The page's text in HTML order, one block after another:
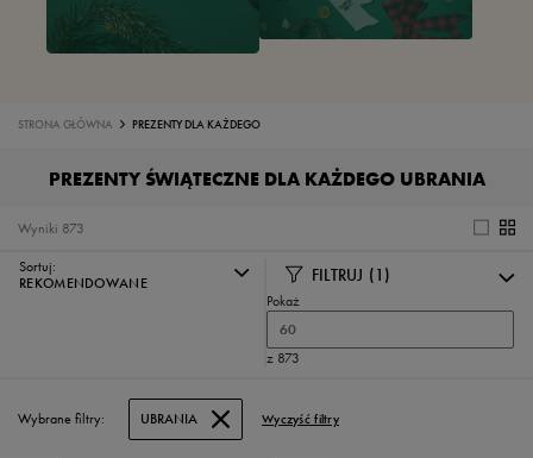
STRONA GŁÓWNA PREZENTY DLA KAŻDEGO
PREZENTY ŚWIĄTECZNE DLA KAŻDEGO UBRANIA
873
Wyniki
Sortuj:
REKOMENDOWANE
FILTRUJ (1)
Pokaż
60
z 873
Wybrane filtry: UBRANIA Wyczyść filtry